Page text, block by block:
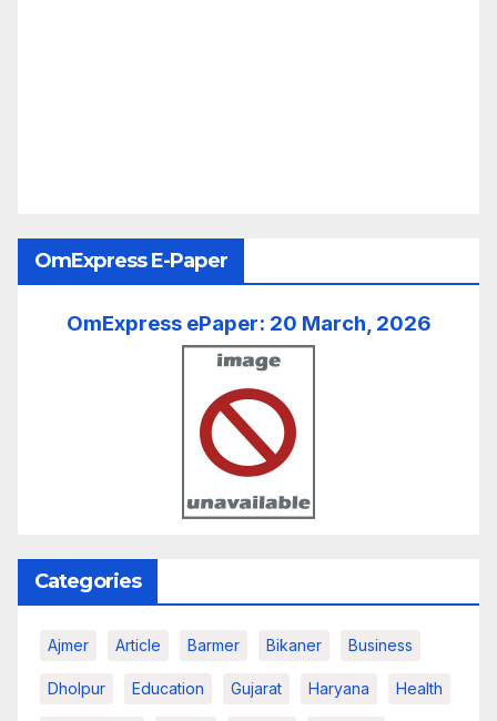
OmExpress E-Paper
OmExpress ePaper: 20 March, 2026
Categories
Ajmer Article Barmer Bikaner Business
Dholpur Education Gujarat Haryana Health